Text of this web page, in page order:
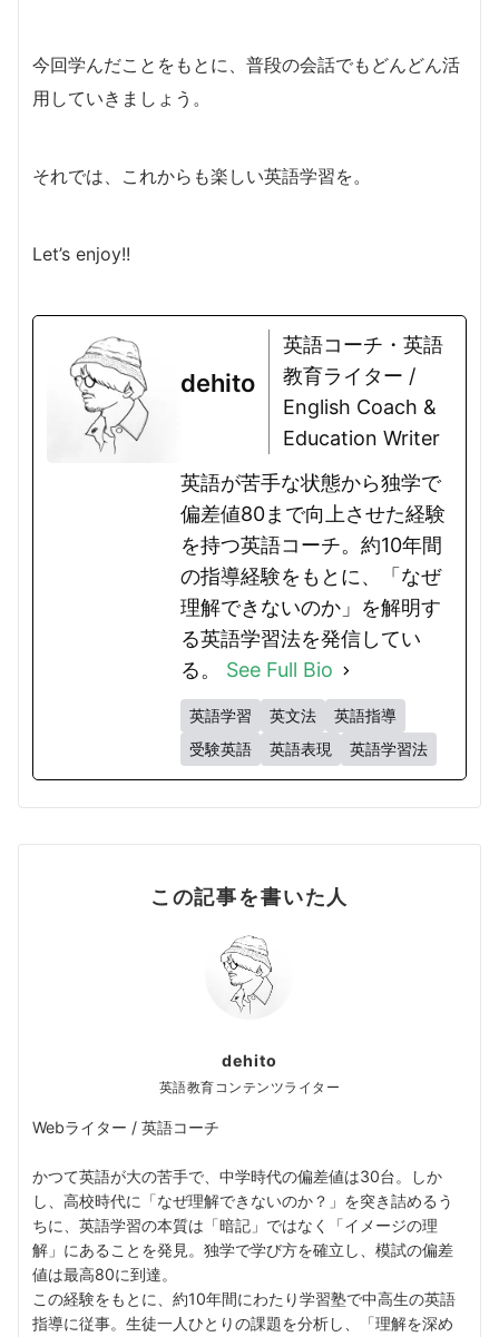
今回学んだことをもとに、普段の会話でもどんどん活
用していきましょう。
それでは、これからも楽しい英語学習を。
Let’s enjoy!!
dehito
英語コーチ・英語
教育ライター /
English Coach &
Education Writer
英語が苦手な状態から独学で
偏差値80まで向上させた経験
を持つ英語コーチ。約10年間
の指導経験をもとに、「なぜ
理解できないのか」を解明す
る英語学習法を発信してい
る。 See Full Bio
英語学習 英文法
英語指導
受験英語
英語表現 英語学習法
この記事を書いた人
dehito
英語教育コンテンツライター
Webライター / 英語コーチ
かつて英語が大の苦手で、中学時代の偏差値は30台。しか
し、高校時代に「なぜ理解できないのか？」を突き詰めるう
ちに、英語学習の本質は「暗記」ではなく「イメージの理
解」にあることを発見。独学で学び方を確立し、模試の偏差
値は最高80に到達。
この経験をもとに、約10年間にわたり学習塾で中高生の英語
指導に従事。生徒一人ひとりの課題を分析し、「理解を深め